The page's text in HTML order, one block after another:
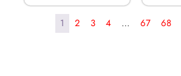
1 2 3 4 … 67 68